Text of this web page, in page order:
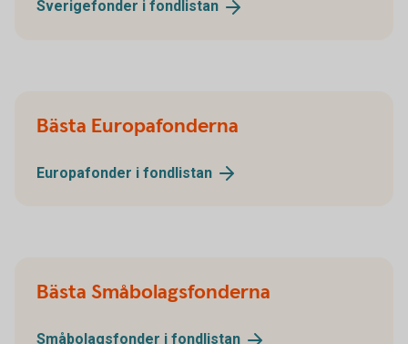
Sverigefonder i fondlistan
Bästa Europafonderna
Europafonder i fondlistan
Bästa Småbolagsfonderna
Småbolagsfonder i fondlistan